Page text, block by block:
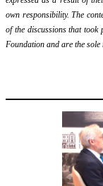
own responsibility. The
of the discussions that took
Foundation and are the